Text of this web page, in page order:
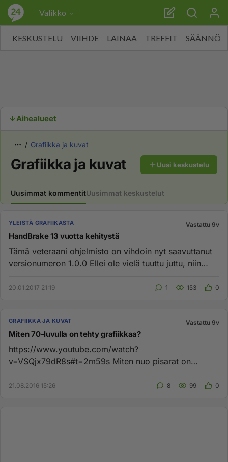
Valikko
KESKUSTELU VIIHDE LAINAA TREFFIT SÄÄNNÖT
Aihealueet
Grafiikka ja kuvat
Grafiikka ja kuvat Uusi keskustelu
Uusimmat kommentitUusimmat keskustelut
YLEISTÄ GRAFIIKASTA Vastattu 9v
HandBrake 13 vuotta kehitystä
Tämä veteraani ohjelmisto on vihdoin nyt saavuttanut
versionumeron 1.0.0 Ellei ole vielä tuuttu juttu, niin
20.01.2017 21:19 1 153 0
GRAFIIKKA JA KUVAT Vastattu 9v
Miten 70-luvulla on tehty grafiikkaa?
https://www.youtube.com/watch?
v=VSQjx79dR8s#t=2m59s Miten nuo pisarat on
21.08.2016 15:26 8 99 0